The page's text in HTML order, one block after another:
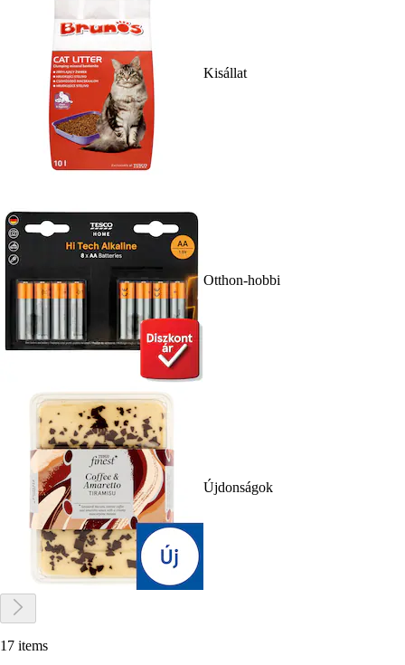
Kisállat
Otthon-hobbi
Újdonságok
17 items